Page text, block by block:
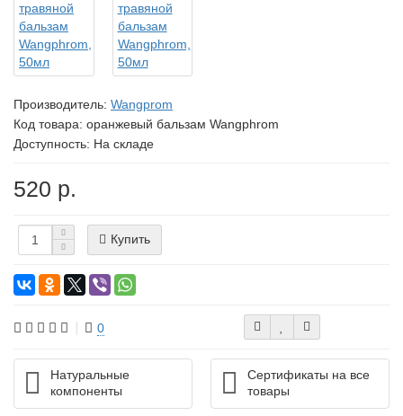
Производитель: Wangprom
Код товара: оранжевый бальзам Wangphrom
Доступность: На складе
520 р.
Купить
0
Натуральные
компоненты
Сертификаты на все
товары